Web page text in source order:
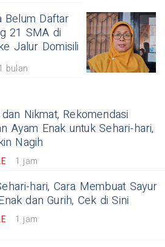
Belum Daftar
21 SMA di
Jalur Domisili
bulan
Nikmat, Rekomendasi
Ayam Enak untuk Sehari-hari,
Nagih
1 jam
hari, Cara Membuat Sayur
dan Gurih, Cek di Sini
1 jam